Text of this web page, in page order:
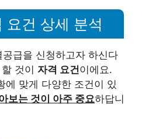
요건 상세 분석
급을 신청하고자 하신다
것이 자격 요건이에요.
에 맞게 다양한 조건이 있
보는 것이 아주 중요하답니